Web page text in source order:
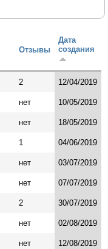
Отзывы
Дата
создания
2 12/04/2019
нет 10/05/2019
нет 18/05/2019
1 04/06/2019
нет 03/07/2019
нет 07/07/2019
2 30/07/2019
нет 02/08/2019
нет 12/08/2019